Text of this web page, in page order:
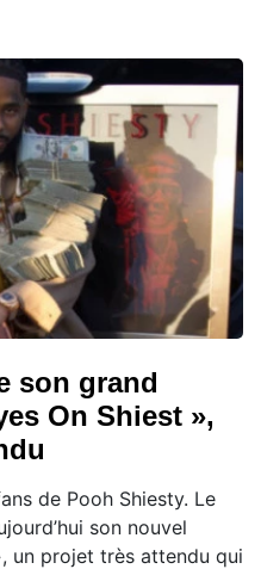
son grand
On Shiest »,
de Pooh Shiesty. Le
son nouvel
un projet très attendu qui